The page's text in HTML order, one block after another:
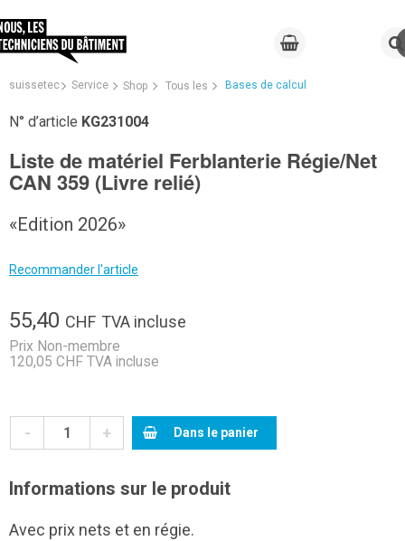
suissetec Service Shop Tous les Bases de calcul
N° d’article KG231004
Liste de matériel Ferblanterie Régie/Net
CAN 359 (Livre relié)
«Edition 2026»
Recommander l'article
55,40 CHF TVA incluse
Prix Non-membre
120,05 CHF TVA incluse
- + Dans le panier
Informations sur le produit
Avec prix nets et en régie.